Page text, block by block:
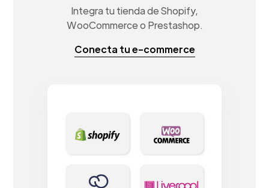
Integra tu tienda de Shopify,
WooCommerce o Prestashop.
Conecta tu e-commerce